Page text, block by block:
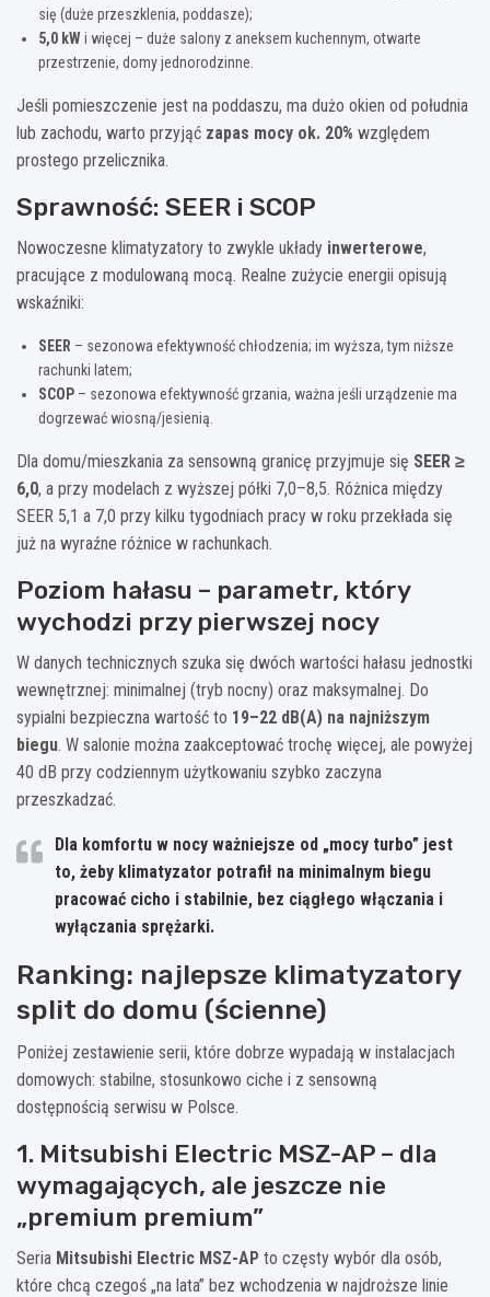
się (duże przeszklenia, poddasze);
5,0 kW i więcej – duże salony z aneksem kuchennym, otwarte
przestrzenie, domy jednorodzinne.
Jeśli pomieszczenie jest na poddaszu, ma dużo okien od południa
lub zachodu, warto przyjąć zapas mocy ok. 20% względem
prostego przelicznika.
Sprawność: SEER i SCOP
Nowoczesne klimatyzatory to zwykle układy inwerterowe,
pracujące z modulowaną mocą. Realne zużycie energii opisują
wskaźniki:
SEER – sezonowa efektywność chłodzenia; im wyższa, tym niższe
rachunki latem;
SCOP – sezonowa efektywność grzania, ważna jeśli urządzenie ma
dogrzewać wiosną/jesienią.
Dla domu/mieszkania za sensowną granicę przyjmuje się SEER ≥
6,0, a przy modelach z wyższej półki 7,0–8,5. Różnica między
SEER 5,1 a 7,0 przy kilku tygodniach pracy w roku przekłada się
już na wyraźne różnice w rachunkach.
Poziom hałasu – parametr, który
wychodzi przy pierwszej nocy
W danych technicznych szuka się dwóch wartości hałasu jednostki
wewnętrznej: minimalnej (tryb nocny) oraz maksymalnej. Do
sypialni bezpieczna wartość to 19–22 dB(A) na najniższym
biegu. W salonie można zaakceptować trochę więcej, ale powyżej
40 dB przy codziennym użytkowaniu szybko zaczyna
przeszkadzać.
Dla komfortu w nocy ważniejsze od „mocy turbo” jest
to, żeby klimatyzator potrafił na minimalnym biegu
pracować cicho i stabilnie, bez ciągłego włączania i
wyłączania sprężarki.
Ranking: najlepsze klimatyzatory
split do domu (ścienne)
Poniżej zestawienie serii, które dobrze wypadają w instalacjach
domowych: stabilne, stosunkowo ciche i z sensowną
dostępnością serwisu w Polsce.
1. Mitsubishi Electric MSZ-AP – dla
wymagających, ale jeszcze nie
„premium premium”
Seria Mitsubishi Electric MSZ-AP to częsty wybór dla osób,
które chcą czegoś „na lata” bez wchodzenia w najdroższe linie